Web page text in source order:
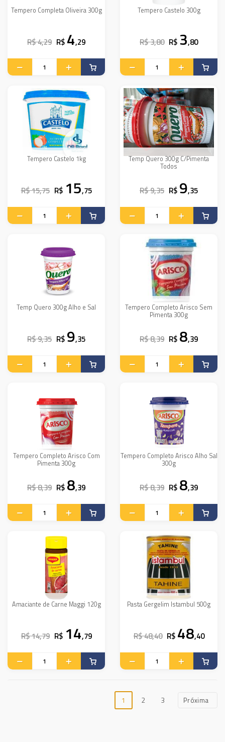
Tempero Completa Oliveira 300g
R$ 4,29 R$ 4,29
Tempero Castelo 300g
R$ 3,80 R$ 3,80
Tempero Castelo 1kg
R$ 15,75 R$ 15,75
Temp Quero 300g C/Pimenta
Todos
R$ 9,35 R$ 9,35
Temp Quero 300g Alho e Sal
R$ 9,35 R$ 9,35
Tempero Completo Arisco Sem
Pimenta 300g
R$ 8,39 R$ 8,39
Tempero Completo Arisco Com
Pimenta 300g
R$ 8,39 R$ 8,39
Tempero Completo Arisco Alho Sal
300g
R$ 8,39 R$ 8,39
Amaciante de Carne Maggi 120g
R$ 14,79 R$ 14,79
Pasta Gergelim Istambul 500g
R$ 48,40 R$ 48,40
1 2 3 Próxima